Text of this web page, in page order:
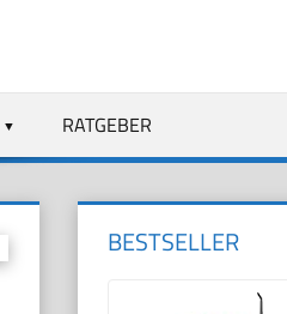
RATGEBER
BESTSELLER